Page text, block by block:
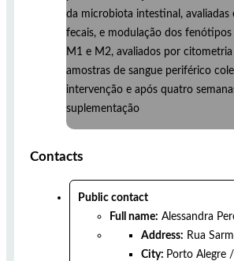
da microbiota intestinal, avaliadas
fecais, e modulação dos
M1 e M2, avaliados por
amostras de sangue periférico
intervenção e após quatro
suplementação
Contacts
Public contact
Full name: Alessandra
Address: Rua
City: Porto Alegre /